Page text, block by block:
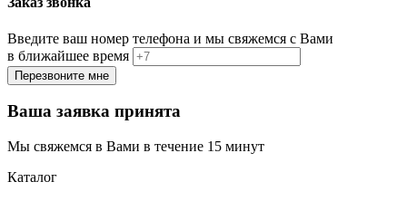
Введите ваш номер телефона и мы свяжемся с Вами
в ближайшее время
Ваша заявка принята
Мы свяжемся в Вами в течение 15 минут
Каталог